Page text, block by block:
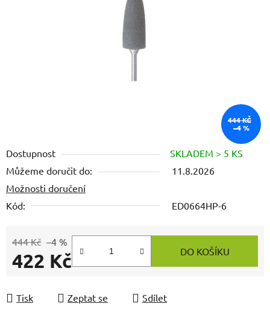
Dostupnost
SKLADEM > 5 KS
Můžeme doručit do:
11.8.2026
Možnosti doručení
Kód:
ED0664HP-6
444 Kč –4 %
422 Kč DO KOŠÍKU
Tisk Zeptat se Sdílet
444 KČ
–4 %